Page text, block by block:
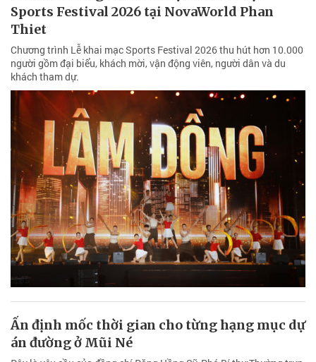
Sports Festival 2026 tại NovaWorld Phan
Thiet
Chương trình Lễ khai mạc Sports Festival 2026 thu hút hơn 10.000
người gồm đại biểu, khách mời, vận động viên, người dân và du
khách tham dự.
Ấn định mốc thời gian cho từng hạng mục dự
án đường ở Mũi Né